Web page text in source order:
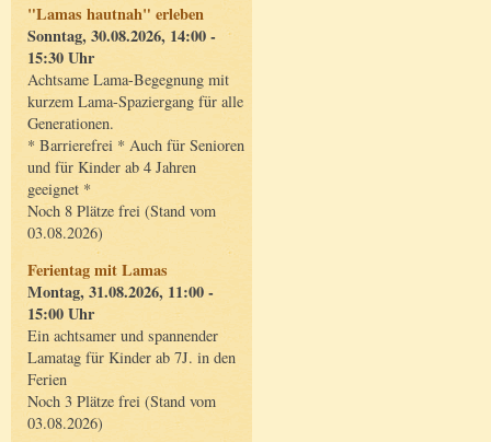
"Lamas hautnah" erleben
Sonntag, 30.08.2026, 14:00 -
15:30 Uhr
Achtsame Lama-Begegnung mit
kurzem Lama-Spaziergang für alle
Generationen.
* Barrierefrei * Auch für Senioren
und für Kinder ab 4 Jahren
geeignet *
Noch 8 Plätze frei (Stand vom
03.08.2026)
Ferientag mit Lamas
Montag, 31.08.2026, 11:00 -
15:00 Uhr
Ein achtsamer und spannender
Lamatag für Kinder ab 7J. in den
Ferien
Noch 3 Plätze frei (Stand vom
03.08.2026)